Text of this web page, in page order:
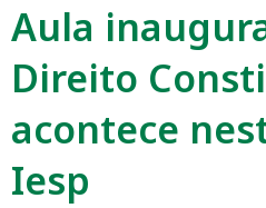
Aula
Direito
acontece
Iesp